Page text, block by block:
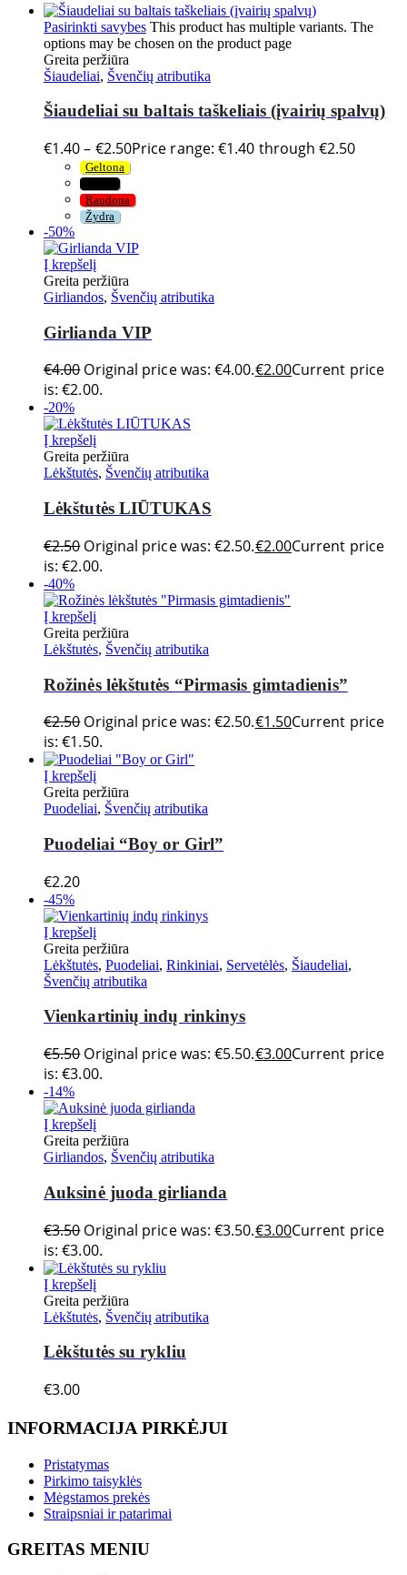
Pasirinkti savybes This product has multiple variants. The
options may be chosen on the product page
Greita peržiūra
Šiaudeliai, Švenčių atributika
Šiaudeliai su baltais taškeliais (įvairių spalvų)
€1.40 – €2.50Price range: €1.40 through €2.50
Geltona
Raudona
Žydra
-50%
Į krepšelį
Greita peržiūra
Girliandos, Švenčių atributika
Girlianda VIP
€4.00 Original price was: €4.00.€2.00Current price
is: €2.00.
-20%
Į krepšelį
Greita peržiūra
Lėkštutės, Švenčių atributika
Lėkštutės LIŪTUKAS
€2.50 Original price was: €2.50.€2.00Current price
is: €2.00.
-40%
Į krepšelį
Greita peržiūra
Lėkštutės, Švenčių atributika
Rožinės lėkštutės “Pirmasis gimtadienis”
€2.50 Original price was: €2.50.€1.50Current price
is: €1.50.
Į krepšelį
Greita peržiūra
Puodeliai, Švenčių atributika
Puodeliai “Boy or Girl”
€2.20
-45%
Į krepšelį
Greita peržiūra
Lėkštutės, Puodeliai, Rinkiniai, Servetėlės, Šiaudeliai,
Švenčių atributika
Vienkartinių indų rinkinys
€5.50 Original price was: €5.50.€3.00Current price
is: €3.00.
-14%
Į krepšelį
Greita peržiūra
Girliandos, Švenčių atributika
Auksinė juoda girlianda
€3.50 Original price was: €3.50.€3.00Current price
is: €3.00.
Į krepšelį
Greita peržiūra
Lėkštutės, Švenčių atributika
Lėkštutės su rykliu
€3.00
INFORMACIJA PIRKĖJUI
Pristatymas
Pirkimo taisyklės
Mėgstamos prekės
Straipsniai ir patarimai
GREITAS MENIU